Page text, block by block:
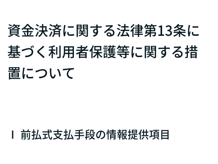
資金決済に関する法律第13条に
基づく利用者保護等に関する措
置について
Ⅰ 前払式支払手段の情報提供項目